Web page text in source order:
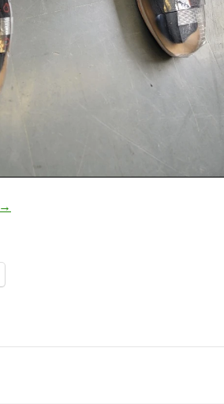
La fabrication de mes chaussures
→